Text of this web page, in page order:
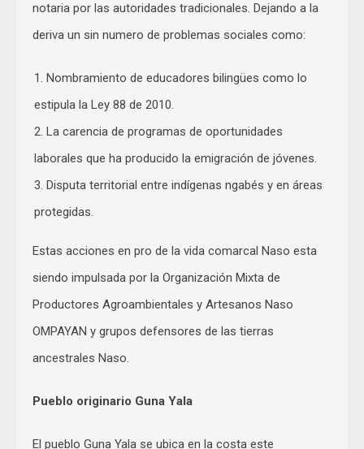
notaria por las autoridades tradicionales. Dejando a la
deriva un sin numero de problemas sociales como:
Nombramiento de educadores bilingües como lo
estipula la Ley 88 de 2010.
La carencia de programas de oportunidades
laborales que ha producido la emigración de jóvenes.
Disputa territorial entre indígenas ngabés y en áreas
protegidas.
Estas acciones en pro de la vida comarcal Naso esta
siendo impulsada por la Organización Mixta de
Productores Agroambientales y Artesanos Naso
OMPAYAN y grupos defensores de las tierras
ancestrales Naso.
Pueblo originario Guna Yala
El pueblo Guna Yala se ubica en la costa este